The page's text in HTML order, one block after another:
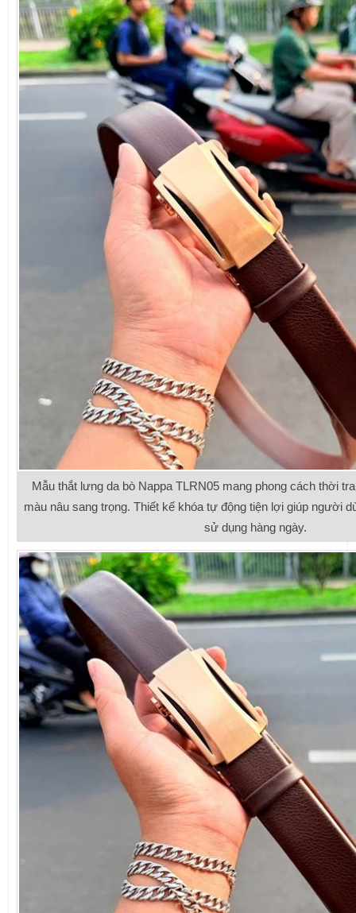
Mẫu thắt lưng da bò Nappa TLRN05 mang phong cách thời
màu nâu sang trọng. Thiết kế khóa tự động tiện lợi giúp người
sử dụng hàng ngày.